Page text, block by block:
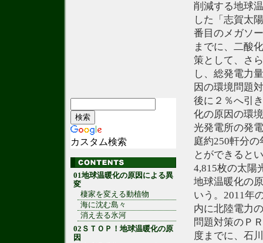
削減する地球
した「志賀太
番目のメガソ
までに、二酸
策として、さ
し、総発電力
因の環境問題
後に２％へ引
化の原因の環
光発電所の発
庭約250軒分
とができると
4,815枚の太陽
地球温暖化の
いう。2011年
内に北陸電力
問題対策のＰ
度までに、石
カスタム検索
01地球温暖化の原因による異
変
棲家を変える動植物
海に沈む島々
消え去る氷河
02ＳＴＯＰ！地球温暖化の原
因